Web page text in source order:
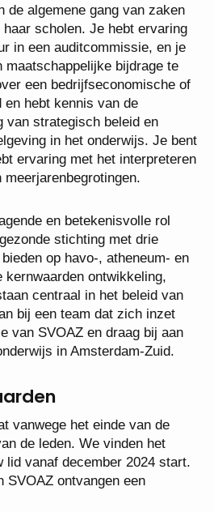
de algemene gang van zaken
scholen. Je hebt ervaring
in een auditcommissie, en je
maatschappelijke bijdrage te
een bedrijfseconomische of
hebt kennis van de
van strategisch beleid en
in het onderwijs. Je bent
ervaring met het interpreteren
en betekenisvolle rol
stichting met drie
op havo-, atheneum- en
kernwaarden ontwikkeling,
centraal in het beleid van
bij een team dat zich inzet
van SVOAZ en draag bij aan
in Amsterdam-Zuid.
vanwege het einde van de
de leden. We vinden het
lid vanaf december 2024 start.
SVOAZ ontvangen een